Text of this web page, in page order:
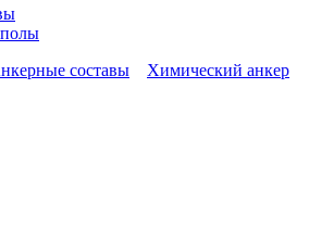
составы Химический анкер